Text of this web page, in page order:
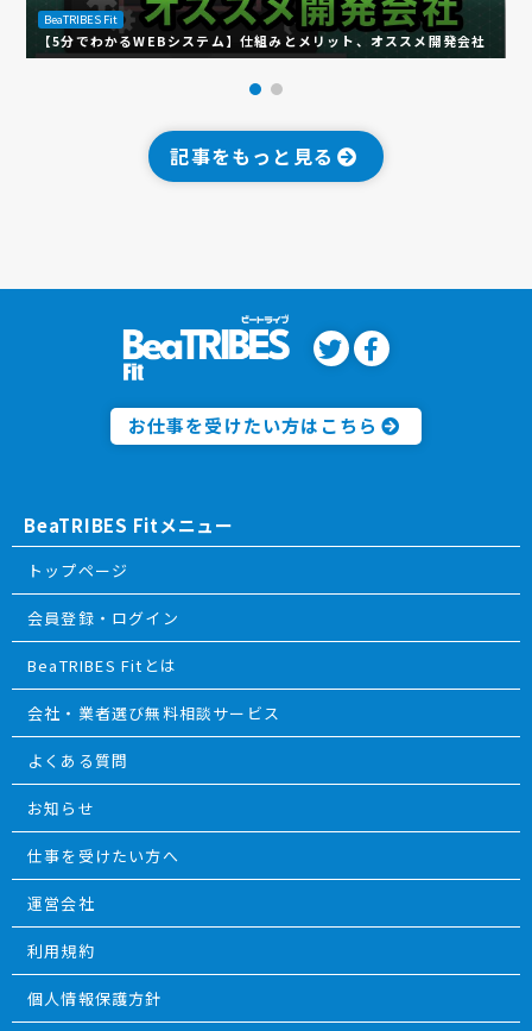
BeaTRIBES Fit
【5分でわかるWEBシステム】仕組みとメリット、オススメ開発会社
記事をもっと見る
お仕事を受けたい方はこちら
BeaTRIBES Fitメニュー
トップページ
会員登録・ログイン
BeaTRIBES Fitとは
会社・業者選び無料相談サービス
よくある質問
お知らせ
仕事を受けたい方へ
運営会社
利用規約
個人情報保護方針